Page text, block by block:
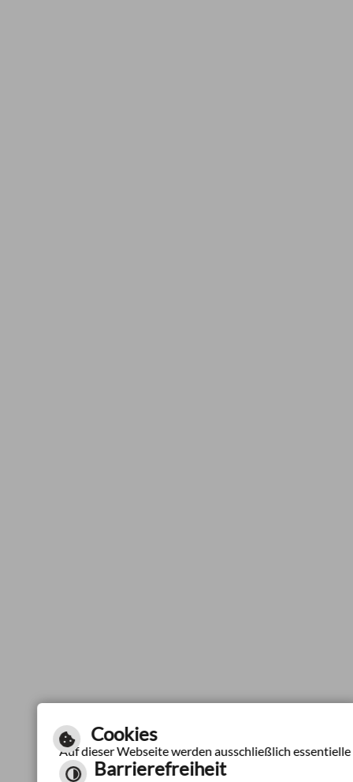
Cookies
Auf dieser Webseite werden ausschließlich
Barrierefreiheit